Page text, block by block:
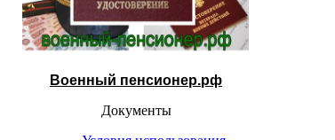
Военный пенсионер.рф
Документы